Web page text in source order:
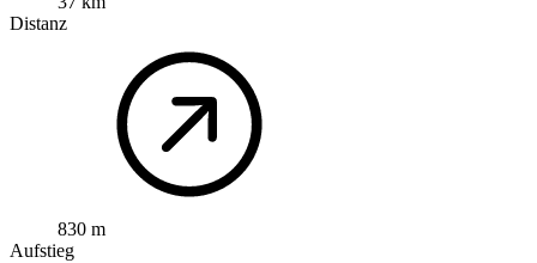
Distanz
830 m
Aufstieg